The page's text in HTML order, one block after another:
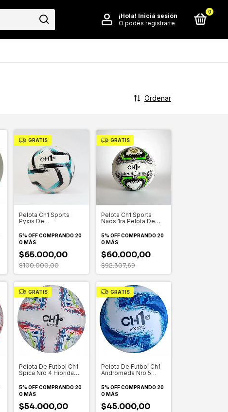
¡Hola! Iniciá sesión
O podés registrarte
0
Ordenar
GRATIS
Pelota Ch1 Sports
Pyxis De
N5 Color Celeste
5% OFFCOMPRANDO 20
O MÁS
$65.000,00
$100.000,00
GRATIS
Pelota Ch1 Sports
Naos 1ra Pelota De
Verde
5% OFFCOMPRANDO 20
O MÁS
$60.000,00
$92.307,69
GRATIS
Pelota De Futbol Ch1
Spica Nro 4 Hibrida
Rojo Celeste Azul
5% OFFCOMPRANDO 20
O MÁS
$54.000,00
GRATIS
Pelota De Futbol Ch1
Andromeda Nro 5
5% OFFCOMPRANDO 20
O MÁS
$45.000,00